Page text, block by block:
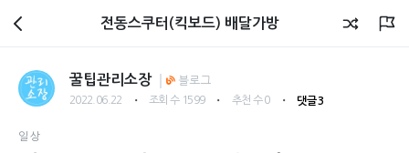
회원광장
전동스쿠터(킥보드) 배달가방
꿀팁관리소장 블로그
2022.06.22 ・ 조회 수 1599 ・ 추천 수 0 ・ 댓글 3
일상